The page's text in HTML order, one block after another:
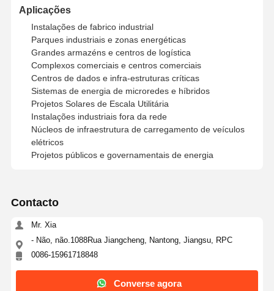
Painel Solar e Inversor
compartilhando do banco do poder
luzes de rua postas solares
bomba de água de painel solar
Sistema de Contêiner Solar
Aplicações
Instalações de fabrico industrial
Parques industriais e zonas energéticas
Grandes armazéns e centros de logística
Complexos comerciais e centros comerciais
Centros de dados e infra-estruturas críticas
Sistemas de energia de microredes e híbridos
Projetos Solares de Escala Utilitária
Instalações industriais fora da rede
Núcleos de infraestrutura de carregamento de veículos
elétricos
Projetos públicos e governamentais de energia
Contacto
Mr. Xia
- Não, não.1088Rua Jiangcheng, Nantong, Jiangsu, RPC
0086-15961718848
Converse agora